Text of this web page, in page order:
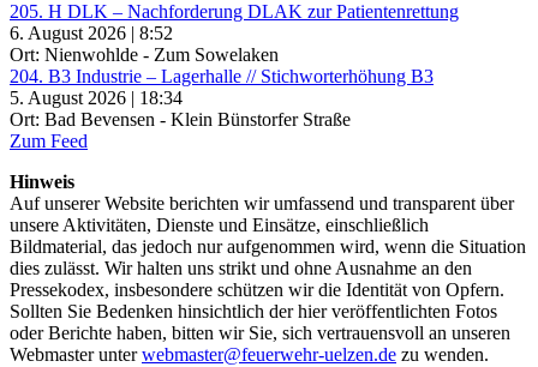
205. H DLK – Nachforderung DLAK zur Patientenrettung
6. August 2026 | 8:52
Ort: Nienwohlde - Zum Sowelaken
204. B3 Industrie – Lagerhalle // Stichworterhöhung B3
5. August 2026 | 18:34
Ort: Bad Bevensen - Klein Bünstorfer Straße
Zum Feed
Hinweis
Auf unserer Website berichten wir umfassend und transparent über
unsere Aktivitäten, Dienste und Einsätze, einschließlich
Bildmaterial, das jedoch nur aufgenommen wird, wenn die Situation
dies zulässt. Wir halten uns strikt und ohne Ausnahme an den
Pressekodex, insbesondere schützen wir die Identität von Opfern.
Sollten Sie Bedenken hinsichtlich der hier veröffentlichten Fotos
oder Berichte haben, bitten wir Sie, sich vertrauensvoll an unseren
Webmaster unterwebmaster@feuerwehr-uelzen.de zu wenden.